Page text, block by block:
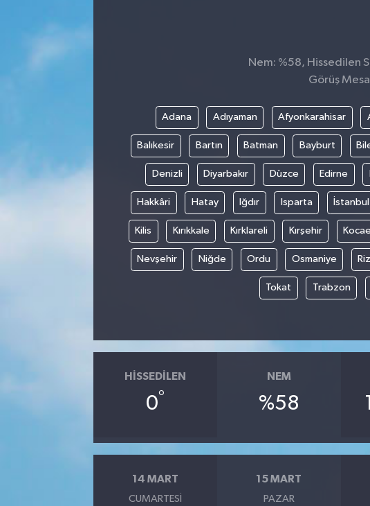
Nem: %58, Hissedilen
Görüş
Adana Adıyaman Afyonkarahisar
Balıkesir Bartın Batman Bayburt
Denizli Diyarbakır Düzce Edirne
Hakkâri Hatay Iğdır Isparta İstanbul
Kilis Kırıkkale Kırklareli Kırşehir
Nevşehir Niğde Ordu Osmaniye
Tokat Trabzon
HISSEDILEN
0°
NEM
%58
14 MART
CUMARTESI
15 MART
PAZAR
Sağlık